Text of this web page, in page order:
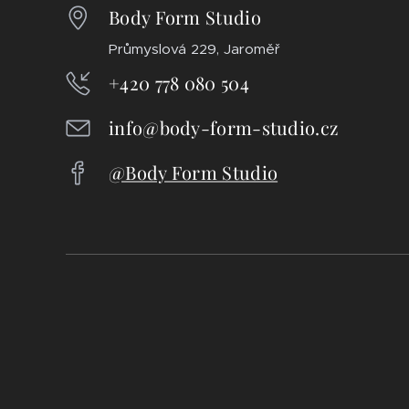
Body Form Studio
Průmyslová 229, Jaroměř
+420 778 080 504
info@body-form-studio.cz
@Body Form Studio